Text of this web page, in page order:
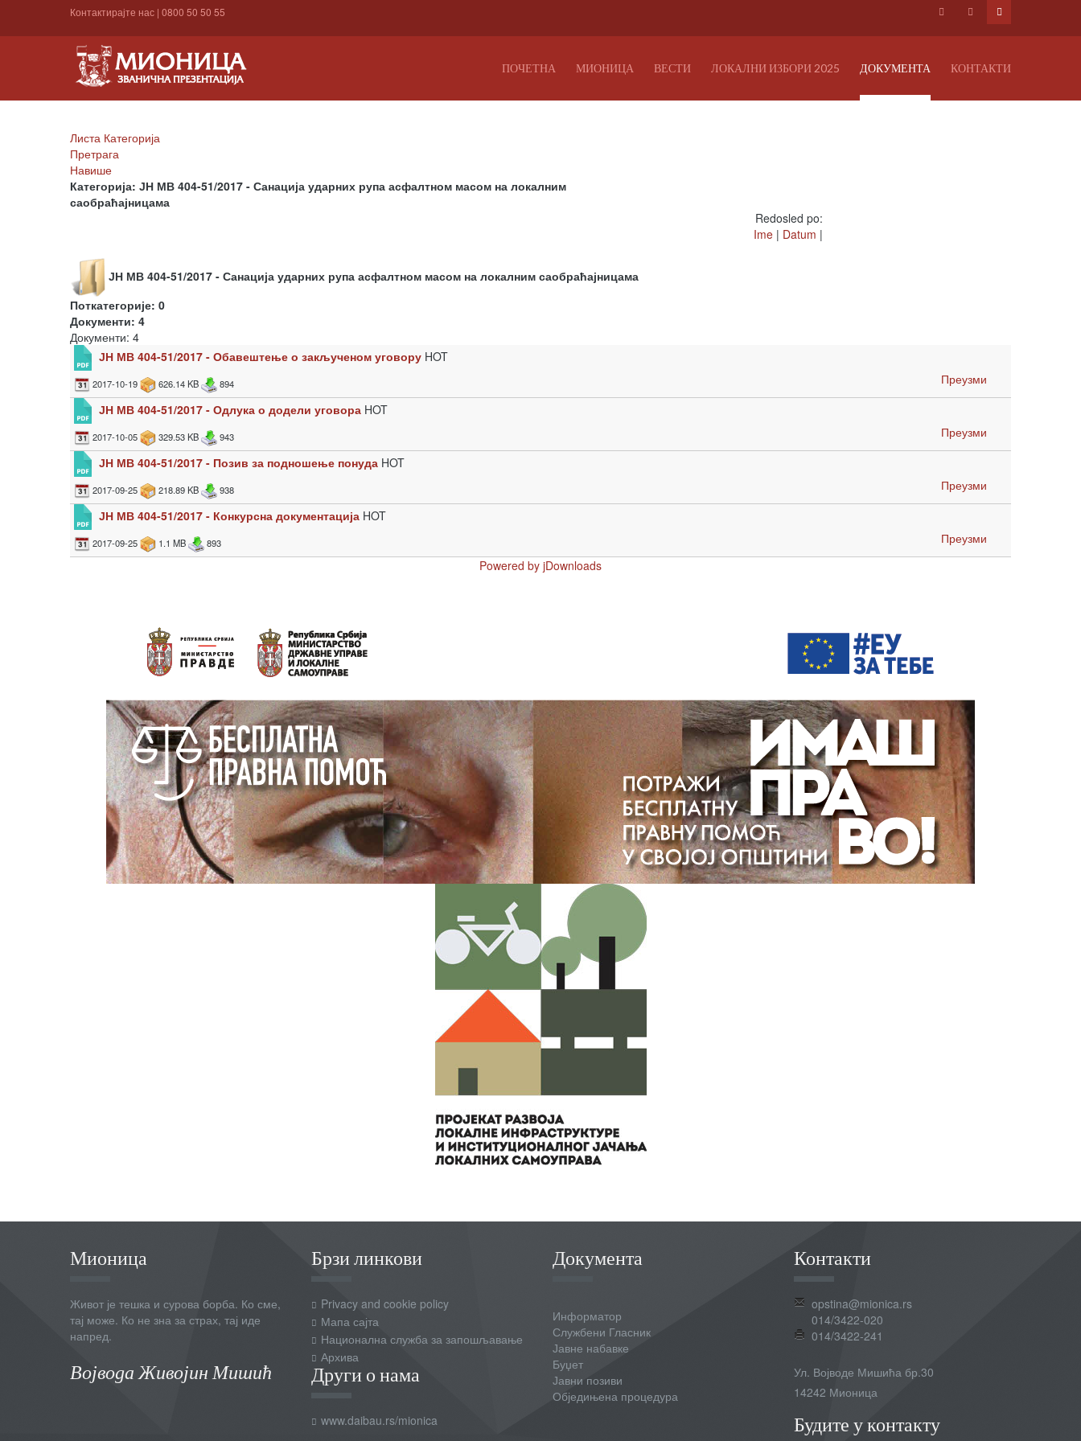
Контактирајте нас | 0800 50 50 55
ПОЧЕТНА МИОНИЦА ВЕСТИ ЛОКАЛНИ ИЗБОРИ 2025 ДОКУМЕНТА КОНТАКТИ
Листа Категорија
Претрага
Навише
Категорија: ЈН МВ 404-51/2017 - Санација ударних рупа асфалтном масом на локалним
саобраћајницама
Redosled po:
Ime | Datum |
ЈН МВ 404-51/2017 - Санација ударних рупа асфалтном масом на локалним саобраћајницама
Поткатегорије: 0
Документи: 4
Документи: 4
ЈН МВ 404-51/2017 - Обавештење о закљученом уговору HOT
2017-10-19 626.14 KB 894
Преузми
ЈН МВ 404-51/2017 - Одлука о додели уговора HOT
2017-10-05 329.53 KB 943
Преузми
ЈН МВ 404-51/2017 - Позив за подношење понуда HOT
2017-09-25 218.89 KB 938
Преузми
ЈН МВ 404-51/2017 - Конкурсна документација HOT
2017-09-25 1.1 MB 893
Преузми
Powered by jDownloads
Мионица
Живот је тешка и сурова борба. Ко сме,
тај може. Ко не зна за страх, тај иде
напред.
Војвода Живојин Мишић
Брзи линкови
Privacy and cookie policy
Мапа сајта
Национална служба за запошљавање
Архива
Други о нама
www.daibau.rs/mionica
Документа
Информатор
Службени Гласник
Јавне набавке
Буџет
Јавни позиви
Обједињена процедура
Контакти
opstina@mionica.rs
014/3422-020
014/3422-241
Ул. Војводе Мишића бр.30
14242 Мионица
Будите у контакту